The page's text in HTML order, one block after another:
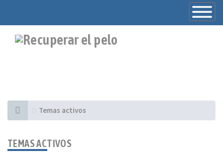
Toggle
Temas activos
TEMAS ACTIVOS